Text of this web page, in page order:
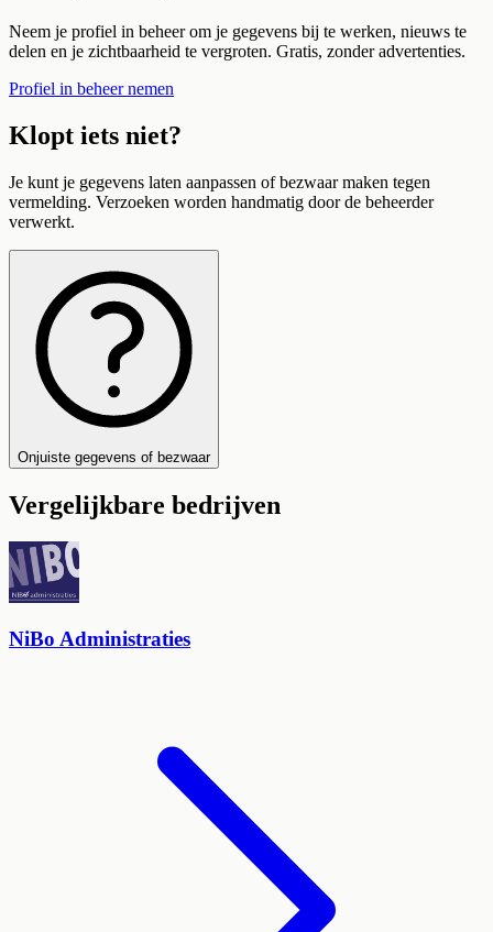
Neem je profiel in beheer om je gegevens bij te werken, nieuws te
delen en je zichtbaarheid te vergroten. Gratis, zonder advertenties.
Profiel in beheer nemen
Klopt iets niet?
Je kunt je gegevens laten aanpassen of bezwaar maken tegen
vermelding. Verzoeken worden handmatig door de beheerder
verwerkt.
Onjuiste gegevens of bezwaar
Vergelijkbare bedrijven
NiBo Administraties